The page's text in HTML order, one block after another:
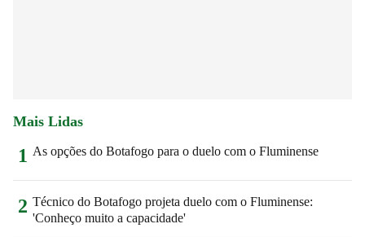
Mais Lidas
1 As opções do Botafogo para o duelo com o Fluminense
2 Técnico do Botafogo projeta duelo com o Fluminense:
'Conheço muito a capacidade'